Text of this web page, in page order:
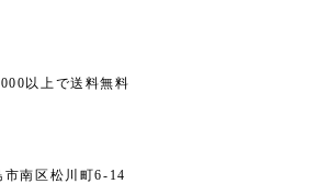
以上で送料無料
南区松川町6-14